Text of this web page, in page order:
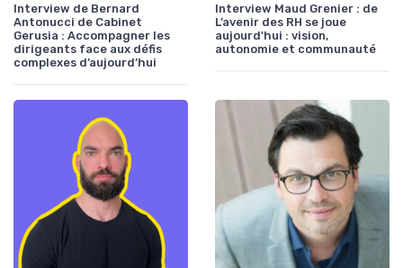
Interview de Bernard
Antonucci de Cabinet
Gerusia : Accompagner les
dirigeants face aux défis
complexes d’aujourd’hui
Interview Maud Grenier : de
L’avenir des RH se joue
aujourd'hui : vision,
autonomie et communauté